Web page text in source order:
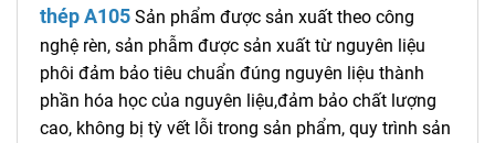
thép A105 Sản phẩm được sản xuất theo công
nghệ rèn, sản phẫm được sản xuất từ nguyên liệu
phôi đảm bảo tiêu chuẩn đúng nguyên liệu thành
phần hóa học của nguyên liệu,đảm bảo chất lượng
cao, không bị tỳ vết lỗi trong sản phẩm, quy trình sản